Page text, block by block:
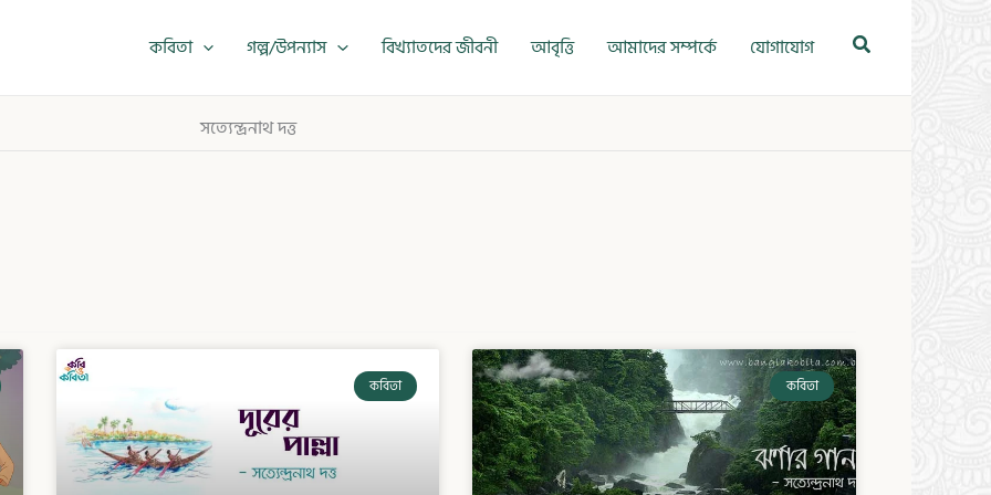
কবিতা গল্প/উপন্যাস বিখ্যাতদের জীবনী আবৃত্তি আমাদের সম্পর্কে যোগাযোগ Search
সত্যেন্দ্রনাথ দত্ত
কবিতা কবিতা